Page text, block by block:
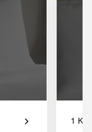
1